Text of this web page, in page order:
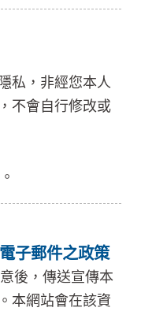
私，非經您本人
不會自行修改或
子郵件之政策
後，傳送宣傳本
本網站會在該資